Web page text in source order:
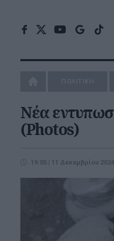
Nέα
(Photos)
19:05 | 11 Δεκεμβρίου 2024